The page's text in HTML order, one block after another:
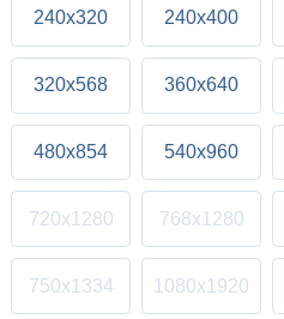
240x320 240x400
320x568 360x640
480x854 540x960
720x1280 768x1280
750x1334 1080x1920